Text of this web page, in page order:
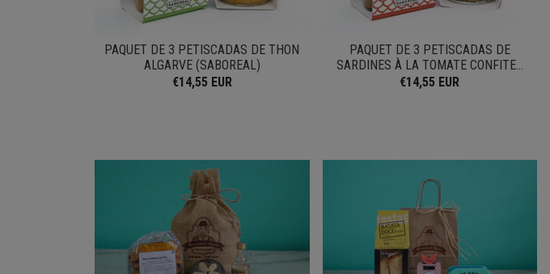
PAQUET DE 3 PETISCADAS DE THON
ALGARVE (SABOREAL)
€14,55 EUR
PAQUET DE 3 PETISCADAS DE
SARDINES À LA TOMATE CONFITE...
€14,55 EUR